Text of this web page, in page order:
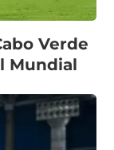
Verde
Mundial